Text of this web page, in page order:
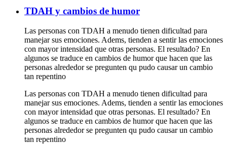
TDAH y cambios de humor
Las personas con TDAH a menudo tienen dificultad para
manejar sus emociones. Adems, tienden a sentir las emociones
con mayor intensidad que otras personas. El resultado? En
algunos se traduce en cambios de humor que hacen que las
personas alrededor se pregunten qu pudo causar un cambio
tan repentino
Las personas con TDAH a menudo tienen dificultad para
manejar sus emociones. Adems, tienden a sentir las emociones
con mayor intensidad que otras personas. El resultado? En
algunos se traduce en cambios de humor que hacen que las
personas alrededor se pregunten qu pudo causar un cambio
tan repentino